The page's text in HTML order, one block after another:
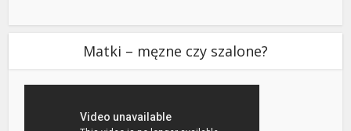
Matki – męzne czy szalone?